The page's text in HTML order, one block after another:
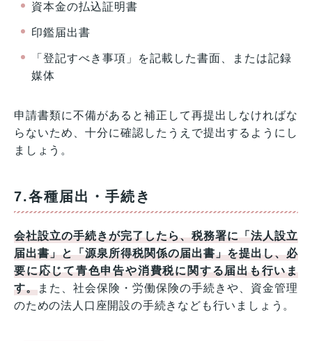
資本金の払込証明書
印鑑届出書
「登記すべき事項」を記載した書面、または記録
媒体
申請書類に不備があると補正して再提出しなければな
らないため、十分に確認したうえで提出するようにし
ましょう。
7.各種届出・手続き
会社設立の手続きが完了したら、税務署に「法人設立
届出書」と「源泉所得税関係の届出書」を提出し、必
要に応じて青色申告や消費税に関する届出も行いま
す。また、社会保険・労働保険の手続きや、資金管理
のための法人口座開設の手続きなども行いましょう。